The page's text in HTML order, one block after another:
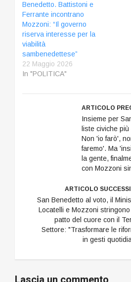
Benedetto. Battistoni e
Ferrante incontrano
Mozzoni: “Il governo
riserva interesse per la
viabilità
sambenedettese”
22 Maggio 2026
In "POLITICA"
ARTICOLO
Insieme per
liste civiche
Non 'io farò',
faremo'. Ma
la gente,
con Mozzoni
ARTICOLO
San Benedetto al voto, il
Locatelli e Mozzoni stringono
patto del cuore con il
Settore: "Trasformare le
in gesti